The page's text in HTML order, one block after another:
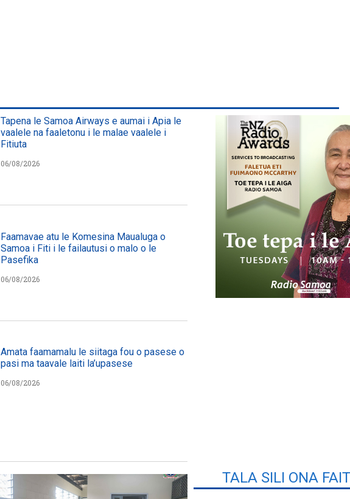
Tapena le Samoa Airways e aumai i Apia le
vaalele na faaletonu i le malae vaalele i
Fitiuta
06/08/2026
Faamavae atu le Komesina Maualuga o
Samoa i Fiti i le failautusi o malo o le
Pasefika
06/08/2026
Amata faamamalu le siitaga fou o pasese o
pasi ma taavale laiti la’upasese
06/08/2026
TALA SILI ONA